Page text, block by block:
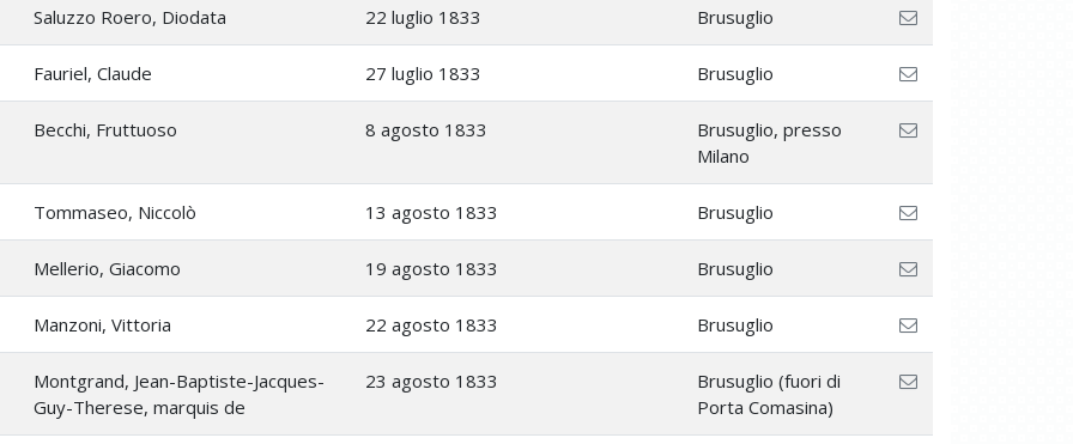
Saluzzo Roero, Diodata 22 luglio 1833 Brusuglio
Fauriel, Claude 27 luglio 1833 Brusuglio
Becchi, Fruttuoso 8 agosto 1833
Brusuglio, presso
Milano
Tommaseo, Niccolò 13 agosto 1833 Brusuglio
Mellerio, Giacomo 19 agosto 1833 Brusuglio
Manzoni, Vittoria 22 agosto 1833 Brusuglio
Montgrand, Jean-Baptiste-Jacques-
Guy-Therese, marquis de
23 agosto 1833
Brusuglio (fuori di
Porta Comasina)